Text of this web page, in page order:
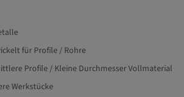
für Profile / Rohre
Profile / Kleine Durchmesser Vollmaterial
Werkstücke